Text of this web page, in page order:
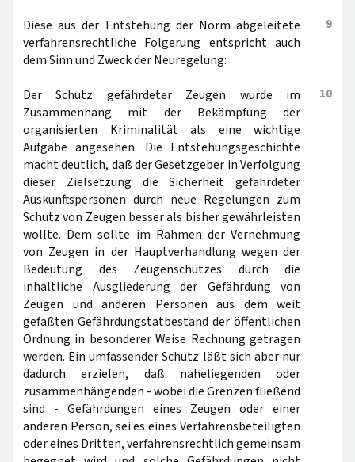
9
Diese aus der Entstehung der Norm abgeleitete
verfahrensrechtliche Folgerung entspricht auch
dem Sinn und Zweck der Neuregelung:
10
Der Schutz gefährdeter Zeugen wurde im
Zusammenhang mit der Bekämpfung der
organisierten Kriminalität als eine wichtige
Aufgabe angesehen. Die Entstehungsgeschichte
macht deutlich, daß der Gesetzgeber in Verfolgung
dieser Zielsetzung die Sicherheit gefährdeter
Auskunftspersonen durch neue Regelungen zum
Schutz von Zeugen besser als bisher gewährleisten
wollte. Dem sollte im Rahmen der Vernehmung
von Zeugen in der Hauptverhandlung wegen der
Bedeutung des Zeugenschutzes durch die
inhaltliche Ausgliederung der Gefährdung von
Zeugen und anderen Personen aus dem weit
gefaßten Gefährdungstatbestand der öffentlichen
Ordnung in besonderer Weise Rechnung getragen
werden. Ein umfassender Schutz läßt sich aber nur
dadurch erzielen, daß naheliegenden oder
zusammenhängenden - wobei die Grenzen fließend
sind - Gefährdungen eines Zeugen oder einer
anderen Person, sei es eines Verfahrensbeteiligten
oder eines Dritten, verfahrensrechtlich gemeinsam